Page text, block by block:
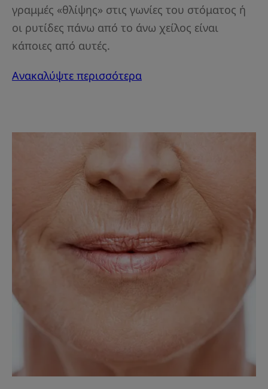
γραμμές «θλίψης» στις γωνίες του στόματος ή
οι ρυτίδες πάνω από το άνω χείλος είναι
κάποιες από αυτές.
Ανακαλύψτε περισσότερα